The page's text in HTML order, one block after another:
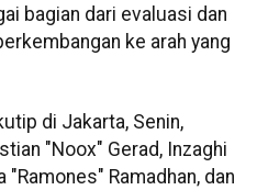
bagian dari evaluasi dan
ke arah yang
di Jakarta, Senin,
"Noox" Gerad, Inzaghi
Ramadhan, dan